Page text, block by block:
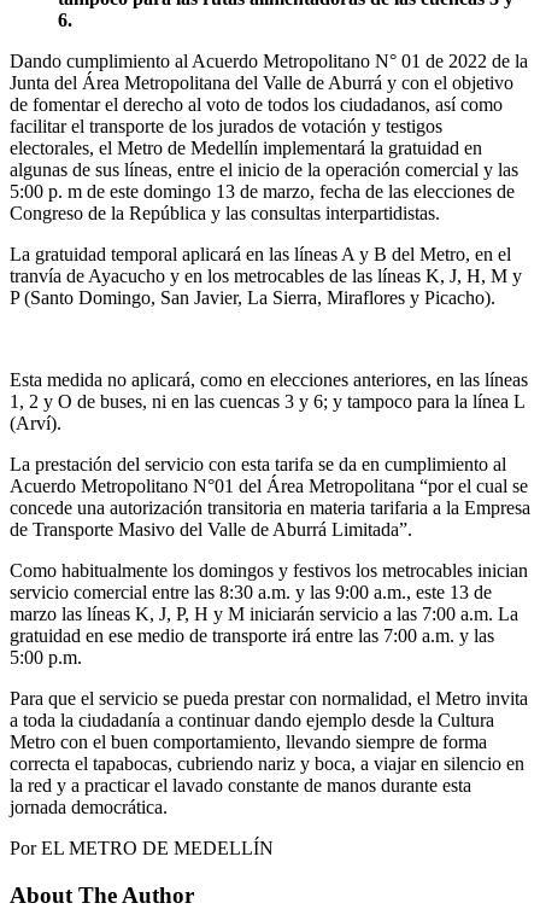
6.
Dando cumplimiento al Acuerdo Metropolitano N° 01 de 2022 de la
Junta del Área Metropolitana del Valle de Aburrá y con el objetivo
de fomentar el derecho al voto de todos los ciudadanos, así como
facilitar el transporte de los jurados de votación y testigos
electorales, el Metro de Medellín implementará la gratuidad en
algunas de sus líneas, entre el inicio de la operación comercial y las
5:00 p. m de este domingo 13 de marzo, fecha de las elecciones de
Congreso de la República y las consultas interpartidistas.
La gratuidad temporal aplicará en las líneas A y B del Metro, en el
tranvía de Ayacucho y en los metrocables de las líneas K, J, H, M y
P (Santo Domingo, San Javier, La Sierra, Miraflores y Picacho).
Esta medida no aplicará, como en elecciones anteriores, en las líneas
1, 2 y O de buses, ni en las cuencas 3 y 6; y tampoco para la línea L
(Arví).
La prestación del servicio con esta tarifa se da en cumplimiento al
Acuerdo Metropolitano N°01 del Área Metropolitana “por el cual se
concede una autorización transitoria en materia tarifaria a la Empresa
de Transporte Masivo del Valle de Aburrá Limitada”.
Como habitualmente los domingos y festivos los metrocables inician
servicio comercial entre las 8:30 a.m. y las 9:00 a.m., este 13 de
marzo las líneas K, J, P, H y M iniciarán servicio a las 7:00 a.m. La
gratuidad en ese medio de transporte irá entre las 7:00 a.m. y las
5:00 p.m.
Para que el servicio se pueda prestar con normalidad, el Metro invita
a toda la ciudadanía a continuar dando ejemplo desde la Cultura
Metro con el buen comportamiento, llevando siempre de forma
correcta el tapabocas, cubriendo nariz y boca, a viajar en silencio en
la red y a practicar el lavado constante de manos durante esta
jornada democrática.
Por EL METRO DE MEDELLÍN
About The Author